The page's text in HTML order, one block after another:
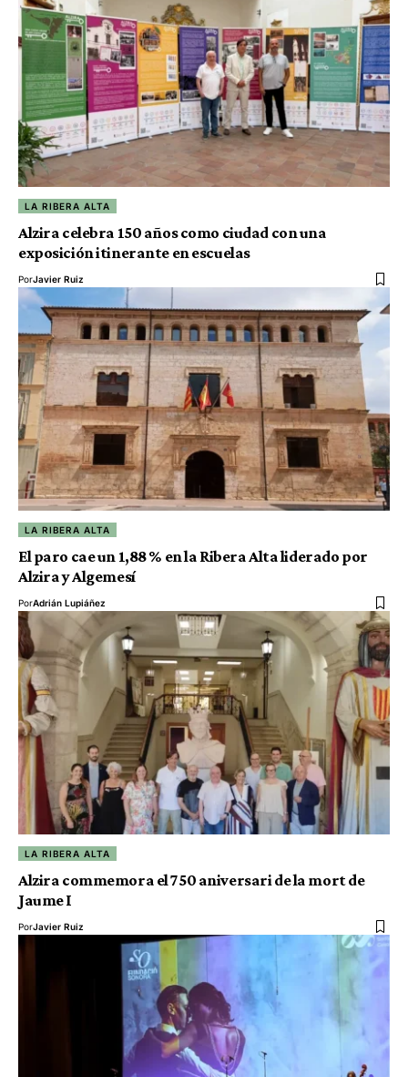
LA RIBERA ALTA
Alzira celebra 150 años como ciudad con una
exposición itinerante en escuelas
PorJavier Ruiz
LA RIBERA ALTA
El paro cae un 1,88 % en la Ribera Alta liderado por
Alzira y Algemesí
PorAdrián Lupiáñez
LA RIBERA ALTA
Alzira commemora el 750 aniversari de la mort de
Jaume I
PorJavier Ruiz